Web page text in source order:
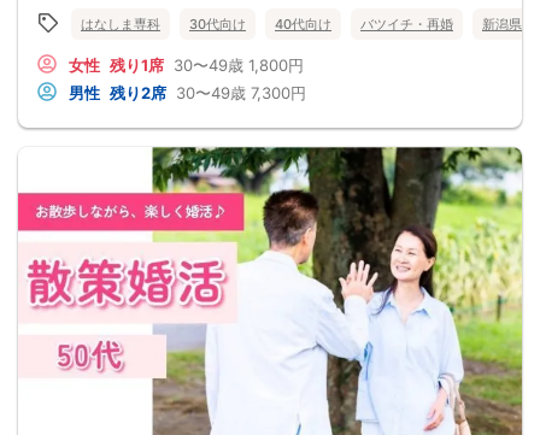
はなしま専科 30代向け 40代向け バツイチ・再婚 新潟県
女性 残り1席 30〜49歳 1,800円
男性 残り2席 30〜49歳 7,300円